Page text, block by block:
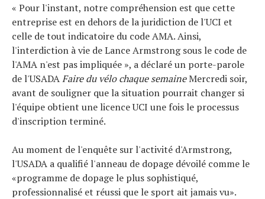
« Pour l'instant, notre compréhension est que cette
entreprise est en dehors de la juridiction de l'UCI et
celle de tout indicatoire du code AMA. Ainsi,
l'interdiction à vie de Lance Armstrong sous le code de
l'AMA n'est pas impliquée », a déclaré un porte-parole
de l'USADAFaire du vélo chaque semaineMercredi soir,
avant de souligner que la situation pourrait changer si
l'équipe obtient une licence UCI une fois le processus
d'inscription terminé.
Au moment de l'enquête sur l'activité d'Armstrong,
l'USADA a qualifié l'anneau de dopage dévoilé comme le
«programme de dopage le plus sophistiqué,
professionnalisé et réussi que le sport ait jamais vu».